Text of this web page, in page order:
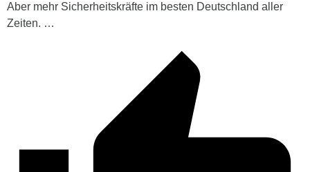
Aber mehr Sicherheitskräfte im besten Deutschland aller
Zeiten. …